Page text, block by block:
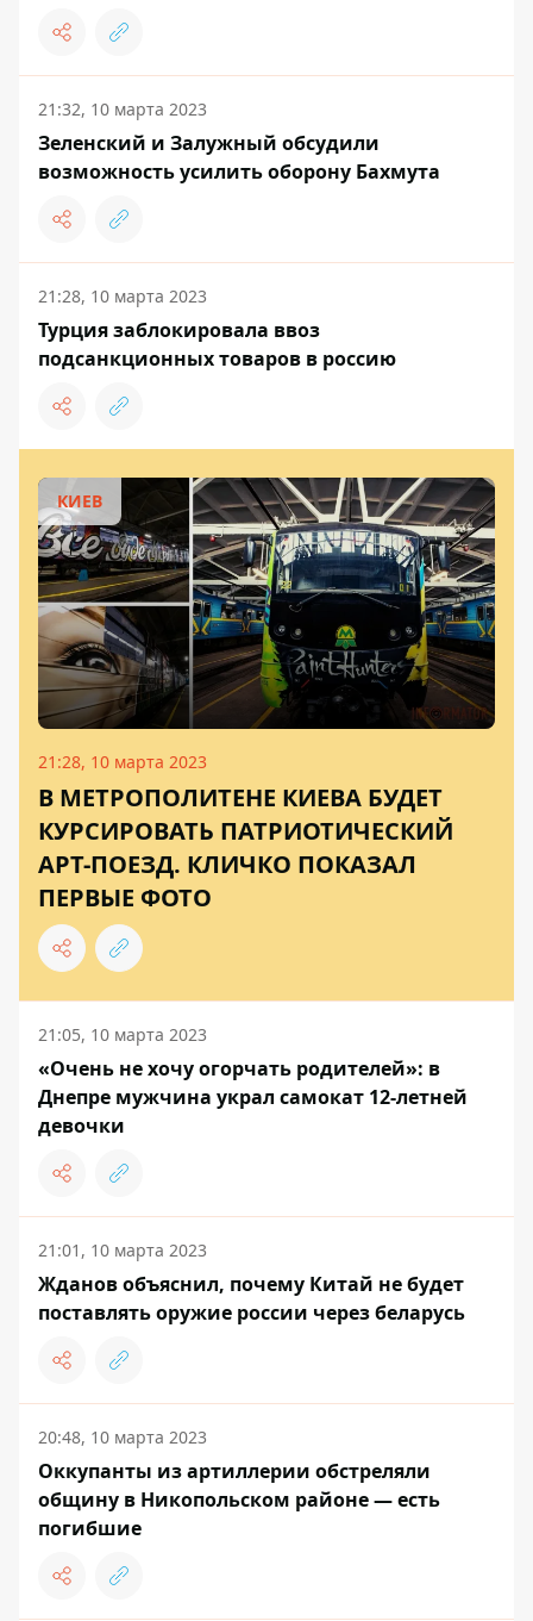
21:32, 10 марта 2023
Зеленский и Залужный обсудили
возможность усилить оборону Бахмута
21:28, 10 марта 2023
Турция заблокировала ввоз
подсанкционных товаров в россию
КИЕВ
21:28, 10 марта 2023
В МЕТРОПОЛИТЕНЕ КИЕВА БУДЕТ
КУРСИРОВАТЬ ПАТРИОТИЧЕСКИЙ
АРТ-ПОЕЗД. КЛИЧКО ПОКАЗАЛ
ПЕРВЫЕ ФОТО
21:05, 10 марта 2023
«Очень не хочу огорчать родителей»: в
Днепре мужчина украл самокат 12-летней
девочки
21:01, 10 марта 2023
Жданов объяснил, почему Китай не будет
поставлять оружие россии через беларусь
20:48, 10 марта 2023
Оккупанты из артиллерии обстреляли
общину в Никопольском районе — есть
погибшие